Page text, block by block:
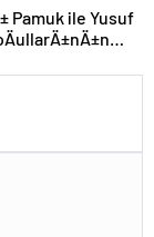
Pamuk ile Yusuf